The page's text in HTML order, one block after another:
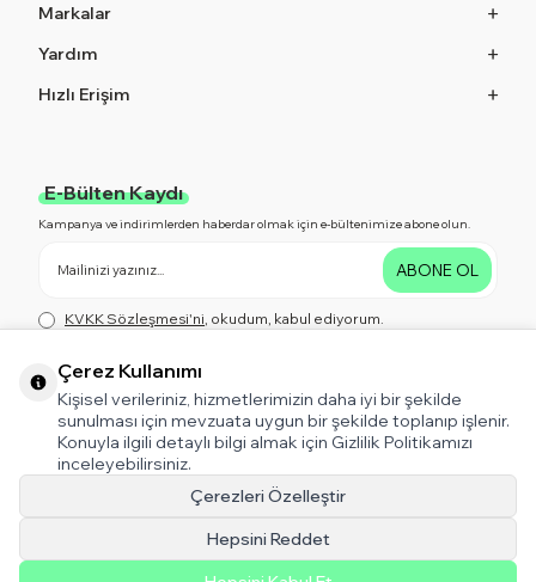
Markalar
Yardım
Hızlı Erişim
E-Bülten Kaydı
Kampanya ve indirimlerden haberdar olmak için e-bültenimize abone olun.
ABONE OL
KVKK Sözleşmesi'ni, okudum, kabul ediyorum.
Bizi Takip Edin!
Kampanya ve indirimlerden haberdar olmak için bizi Takip Edin!
T-Soft V5 Tema
Çerez Kullanımı
Kişisel verileriniz, hizmetlerimizin daha iyi bir şekilde
sunulması için mevzuata uygun bir şekilde toplanıp işlenir.
Konuyla ilgili detaylı bilgi almak için Gizlilik Politikamızı
inceleyebilirsiniz.
Çerezleri Özelleştir
Hepsini Reddet